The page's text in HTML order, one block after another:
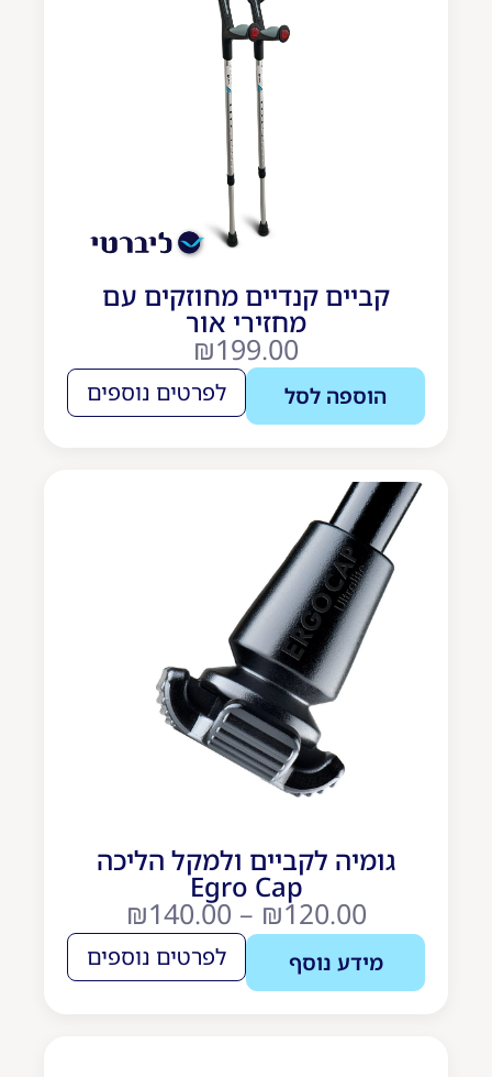
קביים קנדיים מחוזקים עם
מחזירי אור
₪199.00
הוספה לסל לפרטים נוספים
גומיה לקביים ולמקל הליכה
Egro Cap
₪120.00
–
₪140.00
מידע נוסף לפרטים נוספים